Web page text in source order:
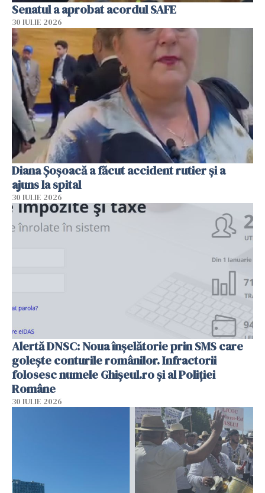
Senatul a aprobat acordul SAFE
30 IULIE 2026
Diana Șoșoacă a făcut accident rutier și a
ajuns la spital
30 IULIE 2026
Alertă DNSC: Noua înșelătorie prin SMS care
golește conturile românilor. Infractorii
folosesc numele Ghișeul.ro și al Poliției
Române
30 IULIE 2026